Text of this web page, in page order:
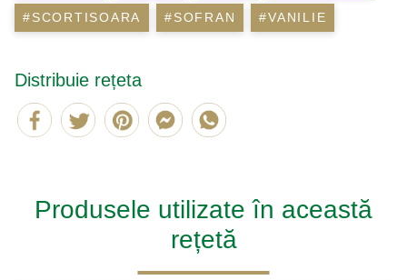
#SCORTISOARA #SOFRAN #VANILIE
Distribuie rețeta
Produsele utilizate în această
rețetă